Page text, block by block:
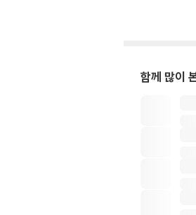
함께 많이